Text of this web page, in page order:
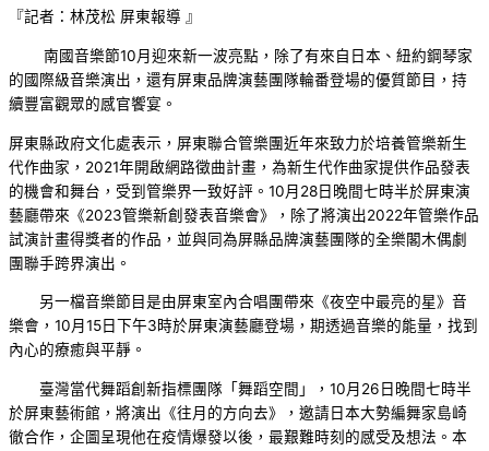
『記者：林茂松 屏東報導 』
南國音樂節10月迎來新一波亮點，除了有來自日本、紐約鋼琴家
的國際級音樂演出，還有屏東品牌演藝團隊輪番登場的優質節目，持
續豐富觀眾的感官饗宴。
屏東縣政府文化處表示，屏東聯合管樂團近年來致力於培養管樂新生
代作曲家，2021年開啟網路徵曲計畫，為新生代作曲家提供作品發表
的機會和舞台，受到管樂界一致好評。10月28日晚間七時半於屏東演
藝廳帶來《2023管樂新創發表音樂會》，除了將演出2022年管樂作品
試演計畫得獎者的作品，並與同為屏縣品牌演藝團隊的全樂閣木偶劇
團聯手跨界演出。
另一檔音樂節目是由屏東室內合唱團帶來《夜空中最亮的星》音
樂會，10月15日下午3時於屏東演藝廳登場，期透過音樂的能量，找到
內心的療癒與平靜。
臺灣當代舞蹈創新指標團隊「舞蹈空間」，10月26日晚間七時半
於屏東藝術館，將演出《往月的方向去》，邀請日本大勢編舞家島崎
徹合作，企圖呈現他在疫情爆發以後，最艱難時刻的感受及想法。本